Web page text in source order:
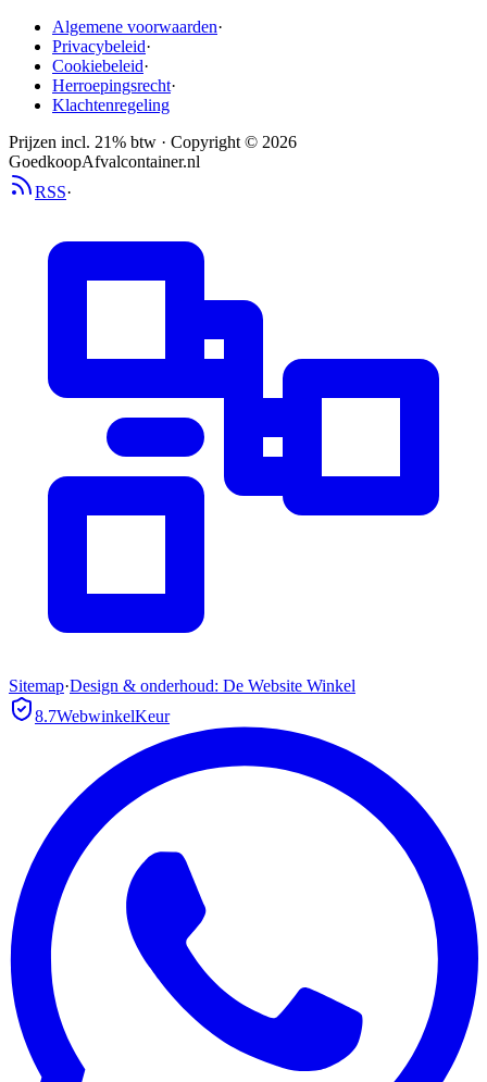
Algemene voorwaarden·
Privacybeleid·
Cookiebeleid·
Herroepingsrecht·
Klachtenregeling
Prijzen incl. 21% btw · Copyright © 2026
GoedkoopAfvalcontainer.nl
RSS·
Sitemap·Design & onderhoud: De Website Winkel
8.7WebwinkelKeur